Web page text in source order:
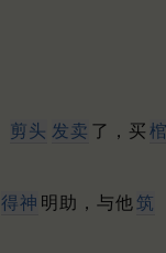
剪头 发卖 了，买
得神 明助，与他 筑